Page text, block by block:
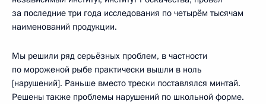
за последние три года исследования по четырём тысячам
наименований продукции.
Мы решили ряд серьёзных проблем, в частности
по мороженой рыбе практически вышли в ноль
[нарушений]. Раньше вместо трески поставлялся минтай.
Решены также проблемы нарушений по школьной форме.